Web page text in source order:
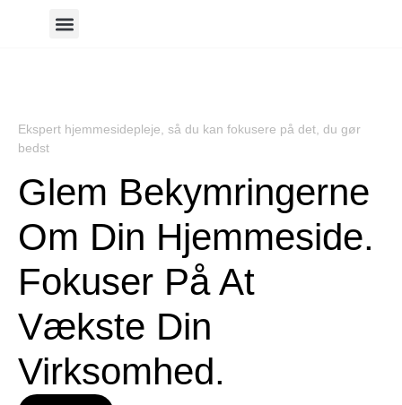
Ekspert hjemmesidepleje, så du kan fokusere på det, du gør
bedst
Glem Bekymringerne
Om Din Hjemmeside.
Fokuser På At
Vækste Din
Virksomhed.